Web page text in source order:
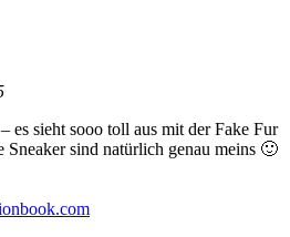
es sieht sooo toll aus mit der Fake Fur
sind natürlich genau meins 🙂